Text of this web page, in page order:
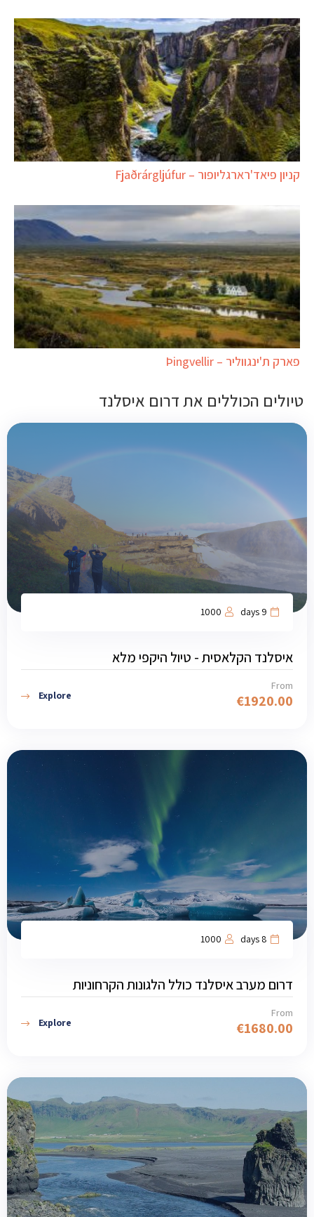
קניון פיאד'רארגליופור – Fjaðrárgljúfur
פארק ת'ינגווליר – Þingvellir
טיולים הכוללים את דרום איסלנד
9 days
1000
איסלנד הקלאסית - טיול היקפי מלא
From
€1920.00
Explore
8 days
1000
דרום מערב איסלנד כולל הלגונות הקרחוניות
From
€1680.00
Explore